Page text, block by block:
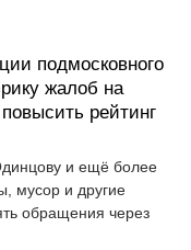
подмосковного
жалоб на
рейтинг
и ещё более
мусор и другие
обращения через